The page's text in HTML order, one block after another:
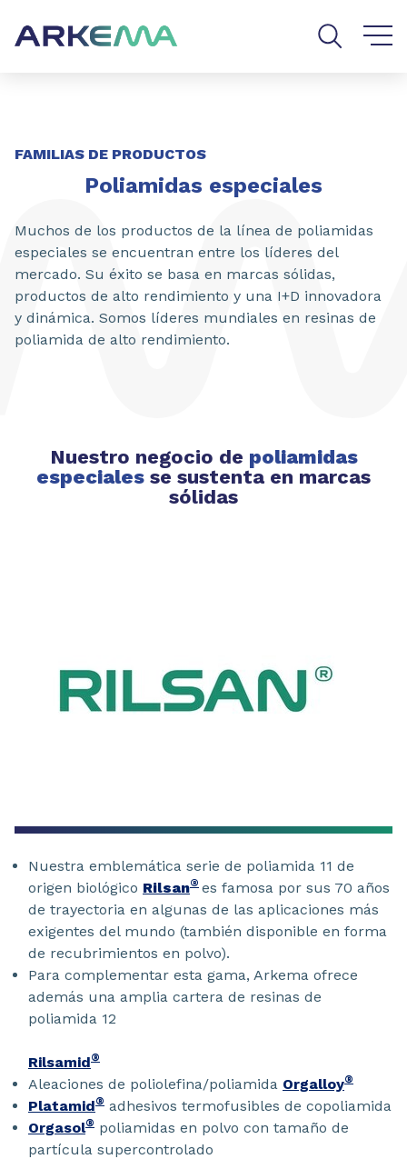
FAMILIAS DE PRODUCTOS
Poliamidas especiales
Muchos de los productos de la línea de poliamidas
especiales se encuentran entre los líderes del
mercado. Su éxito se basa en marcas sólidas,
productos de alto rendimiento y una I+D innovadora
y dinámica. Somos líderes mundiales en resinas de
poliamida de alto rendimiento.
Nuestro negocio de poliamidas
especiales se sustenta en marcas
sólidas
Nuestra emblemática serie de poliamida 11 de
origen biológico Rilsan® es famosa por sus 70 años
de trayectoria en algunas de las aplicaciones más
exigentes del mundo (también disponible en forma
de recubrimientos en polvo).
Para complementar esta gama, Arkema ofrece
además una amplia cartera de resinas de
poliamida 12
Rilsamid®
Aleaciones de poliolefina/poliamida Orgalloy®
Platamid® adhesivos termofusibles de copoliamida
Orgasol® poliamidas en polvo con tamaño de
partícula supercontrolado